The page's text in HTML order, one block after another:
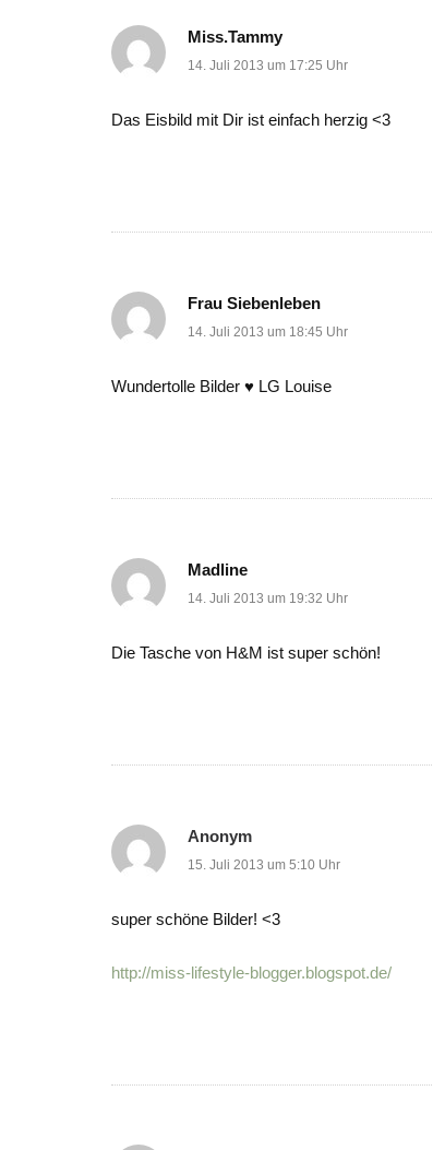
Miss.Tammy
14. Juli 2013 um 17:25 Uhr
Das Eisbild mit Dir ist einfach herzig <3
Frau Siebenleben
14. Juli 2013 um 18:45 Uhr
Wundertolle Bilder ♥ LG Louise
Madline
14. Juli 2013 um 19:32 Uhr
Die Tasche von H&M ist super schön!
Anonym
15. Juli 2013 um 5:10 Uhr
super schöne Bilder! <3
http://miss-lifestyle-blogger.blogspot.de/